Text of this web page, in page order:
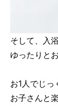
そして、入
ゆったりと
お1人でじっ
お子さんと